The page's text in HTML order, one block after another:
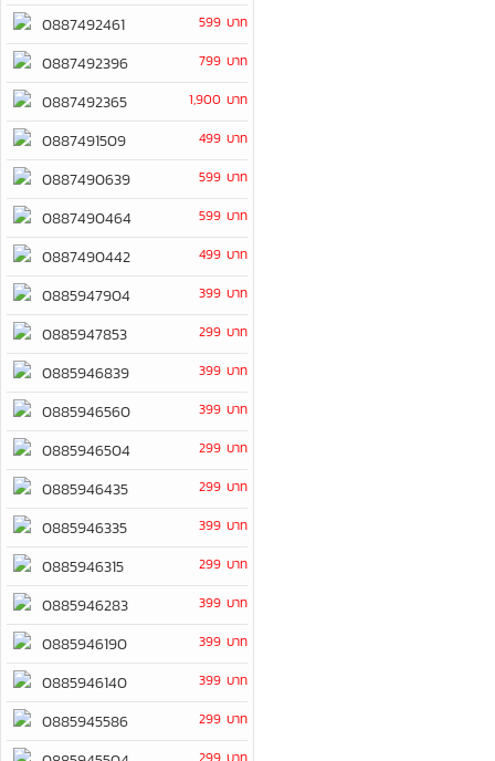
0887492461 599 บาท
0887492396 799 บาท
0887492365 1,900 บาท
0887491509 499 บาท
0887490639 599 บาท
0887490464 599 บาท
0887490442 499 บาท
0885947904 399 บาท
0885947853 299 บาท
0885946839 399 บาท
0885946560 399 บาท
0885946504 299 บาท
0885946435 299 บาท
0885946335 399 บาท
0885946315 299 บาท
0885946283 399 บาท
0885946190 399 บาท
0885946140 399 บาท
0885945586 299 บาท